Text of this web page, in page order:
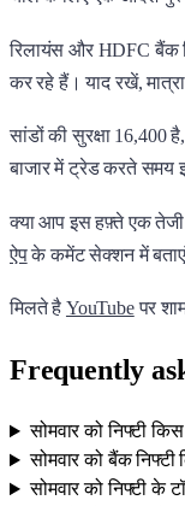
रिलायंस और HDFC बैंक
कर रहे हैं। याद रखें,
सांडों की सुरक्षा 16,400
बाजार में ट्रेड करते समय
क्या आप इस हफ़्ते एक तेजी
ऐपके कमेंट सेक्शन में
मिलते है YouTubeपर
Frequently
सोमवार को निफ्टी
सोमवार को बैंक
सोमवार को निफ्टी के